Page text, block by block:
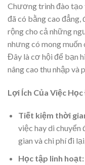
Chương trình đào tạo
đã có bằng cao đẳng,
rộng cho cả những
nhưng có mong muốn
Đây là cơ hội để bạn
nâng cao thu nhập và
Lợi Ích Của Việc
Tiết kiệm thời
việc hay di
gian và chi phí đi
Học tập linh hoạt: